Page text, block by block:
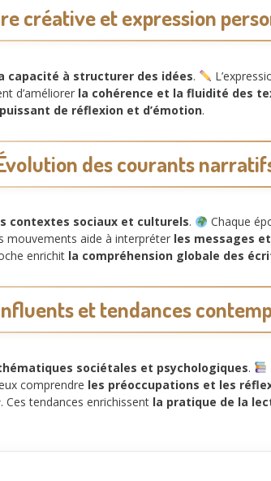
créative et expression
capacité à structurer des idées.
d’améliorer la cohérence et la fluidité des
de réflexion et d’émotion.
des courants
contextes sociaux et culturels. Chaque
mouvements aide à interpréter les messages
enrichit la compréhension globale des
et tendances
sociétales et psychologiques.
comprendre les préoccupations et les
. Ces tendances enrichissent la pratique de la